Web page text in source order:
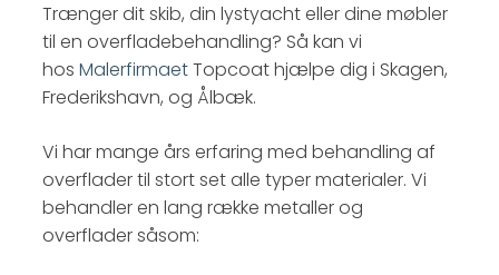
Trænger dit skib, din lystyacht eller dine møbler
til en overfladebehandling? Så kan vi
hos MalerfirmaetTopcoat hjælpe dig i Skagen,
Frederikshavn, og Ålbæk.
Vi har mange års erfaring med behandling af
overflader til stort set alle typer materialer. Vi
behandler en lang række metaller og
overflader såsom: